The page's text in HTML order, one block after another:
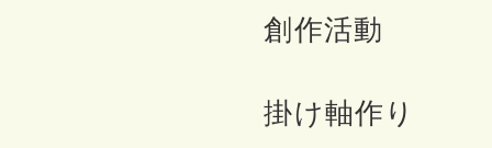
創作活動
掛け軸作り